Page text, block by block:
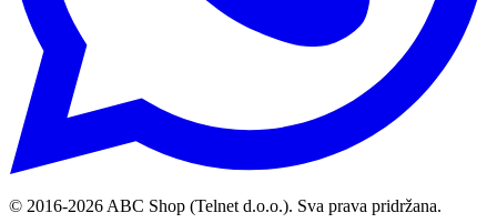
© 2016-2026 ABC Shop (Telnet d.o.o.). Sva prava pridržana.